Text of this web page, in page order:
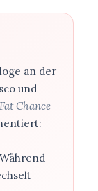
an der
und
Fat Chance